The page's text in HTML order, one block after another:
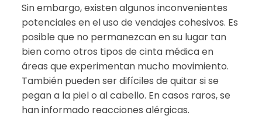
Sin embargo, existen algunos inconvenientes
potenciales en el uso de vendajes cohesivos. Es
posible que no permanezcan en su lugar tan
bien como otros tipos de cinta médica en
áreas que experimentan mucho movimiento.
También pueden ser difíciles de quitar si se
pegan a la piel o al cabello. En casos raros, se
han informado reacciones alérgicas.